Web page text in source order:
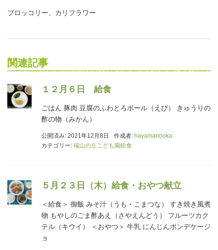
ブロッコリー、カリフラワー
関連記事
１２月６日 給食
ごはん 豚肉 豆腐のふわとろボール（えび） きゅうりの
酢の物（みかん）
公開済み: 2021年12月8日 作成者: hayamanooka
カテゴリー: 端山の丘こども園給食
５月２３日（木）給食・おやつ献立
＜給食＞ 御飯 みそ汁（うも・こまつな） すき焼き風煮
物 もやしのごま酢あえ（さやえんどう） フルーツカク
テル（キウイ） ＜おやつ＞ 牛乳 にんじんポンデケージ
ョ